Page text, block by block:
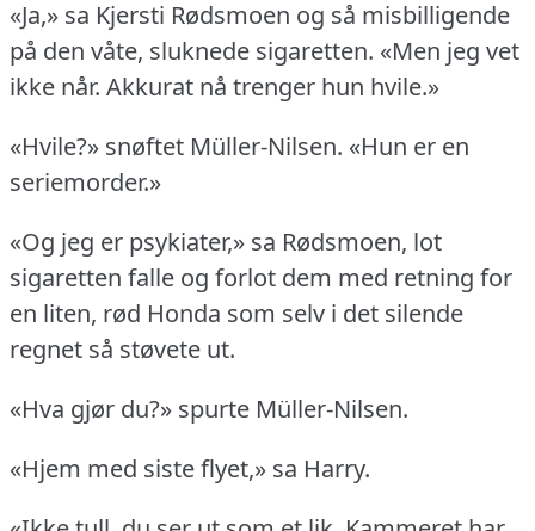
«Ja,» sa Kjersti Rødsmoen og så misbilligende
på den våte, sluknede sigaretten. «Men jeg vet
ikke når. Akkurat nå trenger hun hvile.»
«Hvile?» snøftet Müller-Nilsen. «Hun er en
seriemorder.»
«Og jeg er psykiater,» sa Rødsmoen, lot
sigaretten falle og forlot dem med retning for
en liten, rød Honda som selv i det silende
regnet så støvete ut.
«Hva gjør du?» spurte Müller-Nilsen.
«Hjem med siste flyet,» sa Harry.